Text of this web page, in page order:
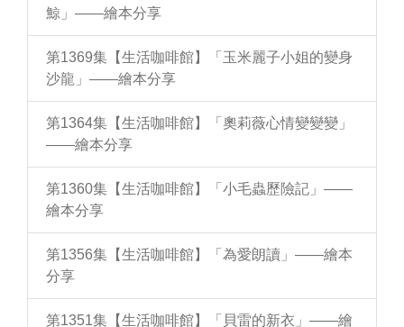
鯨」——繪本分享
第1369集【生活咖啡館】「玉米麗子小姐的變身
沙龍」——繪本分享
第1364集【生活咖啡館】「奧莉薇心情變變變」
——繪本分享
第1360集【生活咖啡館】「小毛蟲歷險記」——
繪本分享
第1356集【生活咖啡館】「為愛朗讀」——繪本
分享
第1351集【生活咖啡館】「貝雷的新衣」——繪